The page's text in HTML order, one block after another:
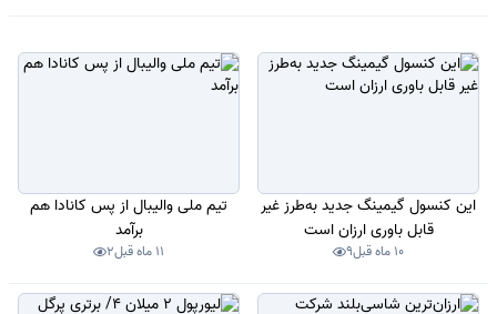
این کنسول گیمینگ جدید به‌طرز غیر
قابل باوری ارزان است
10 ماه قبل 9
تیم ملی والیبال از پس کانادا هم
برآمد
11 ماه قبل 2